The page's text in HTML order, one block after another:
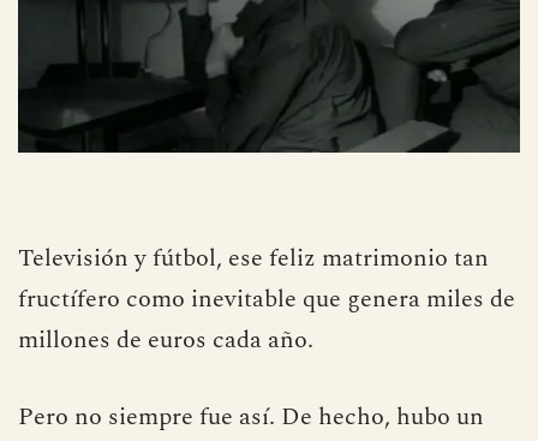
Televisión y fútbol, ese feliz matrimonio tan
fructífero como inevitable que genera miles de
millones de euros cada año.
Pero no siempre fue así. De hecho, hubo un